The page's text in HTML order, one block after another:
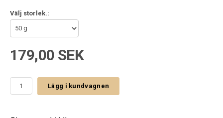
Välj storlek.:
179,00 SEK
Lägg i kundvagnen